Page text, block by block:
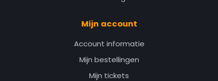
Mijn account
Account informatie
Mijn bestellingen
Mijn tickets